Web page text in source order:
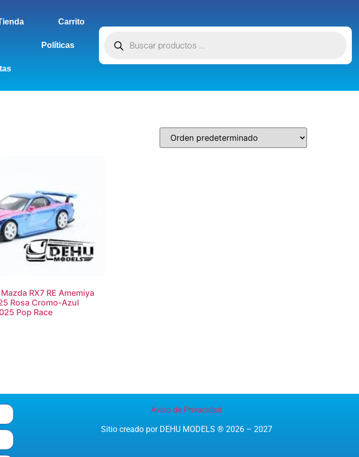
Carrito
Políticas
RX7 RE Amemiya
Rosa Cromo-Azul
Pop Race
Aviso de Privacidad
Sitio creado por DEHU MODELS ® 2026 – 2027